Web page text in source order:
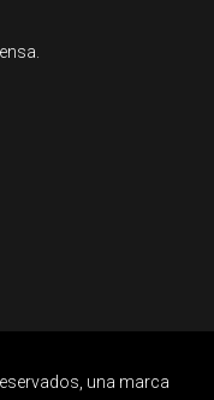
una marca